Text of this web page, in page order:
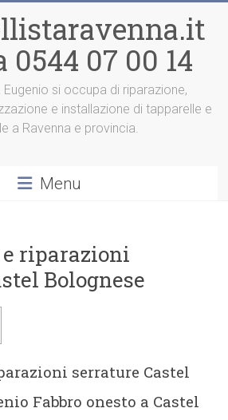
0544 07 00 14
Eugenio si occupa di riparazione,
e installazione di tapparelle e
a Ravenna e provincia.
Menu
riparazioni
Bolognese
serrature Castel
Fabbro onesto a Castel